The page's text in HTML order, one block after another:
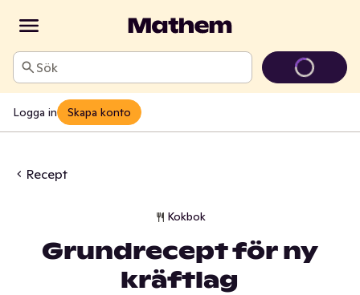
Sök
Logga in Skapa konto
Recept
Kokbok
Grundrecept för ny
kräftlag